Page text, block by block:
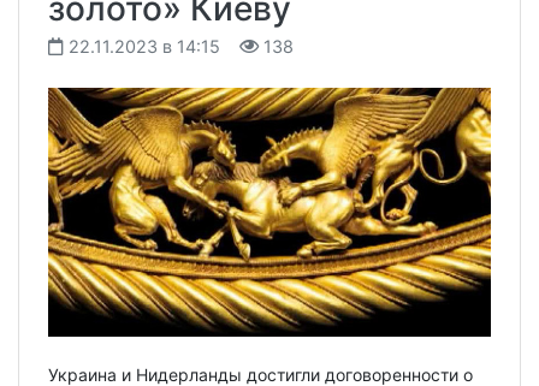
22.11.2023 в 14:15 138
Украина и Нидерланды достигли договоренности о